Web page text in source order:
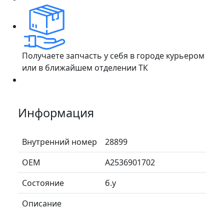
Получаете запчасть у себя в городе курьером
или в ближайшем отделении ТК
Информация
Внутренний номер
28899
ОЕМ
A2536901702
Состояние
б.у
Описание